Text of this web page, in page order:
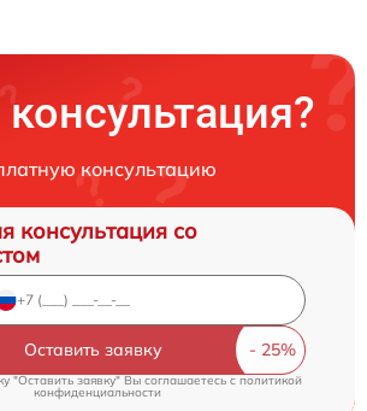
консультацию
консультация со
Оставить заявку
"Оставить заявку" Вы соглашаетесь cполитикой
конфиденциальности